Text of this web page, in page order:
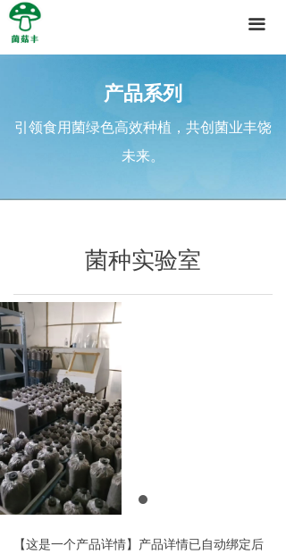
끀
菌种实验室
【这是一个产品详情】产品详情已自动绑定后
引领食用菌绿色高效种植，共创菌业丰饶
未来。
产品系列